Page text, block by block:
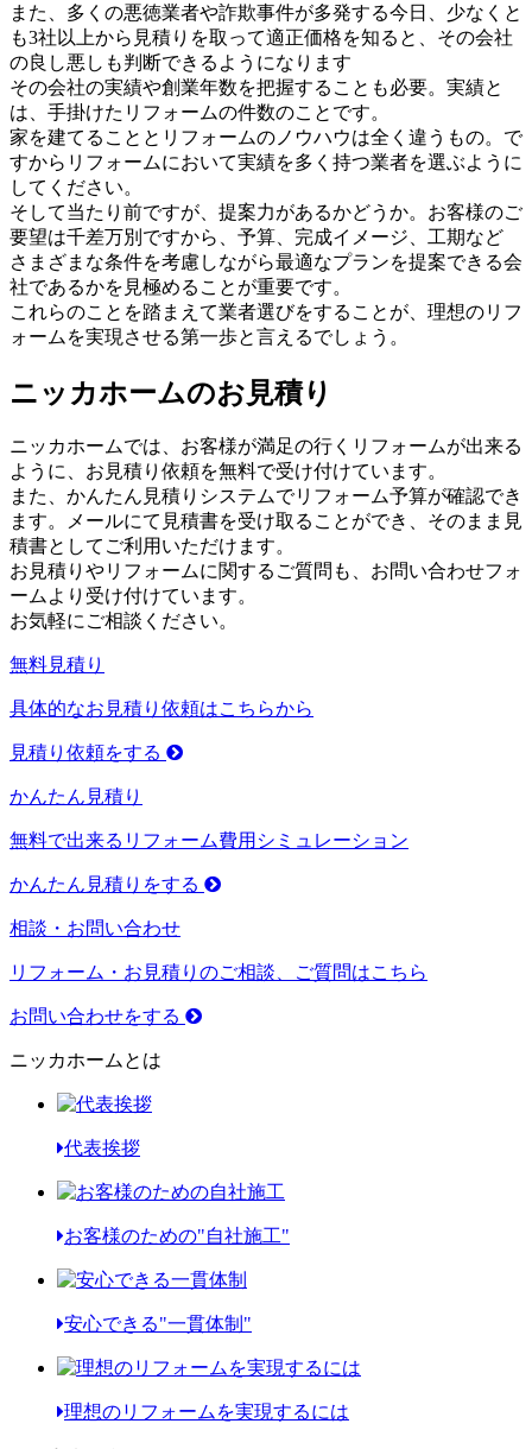
また、多くの悪徳業者や詐欺事件が多発する今日、少なくと
も3社以上から見積りを取って適正価格を知ると、その会社
の良し悪しも判断できるようになります
その会社の実績や創業年数を把握することも必要。実績と
は、手掛けたリフォームの件数のことです。
家を建てることとリフォームのノウハウは全く違うもの。で
すからリフォームにおいて実績を多く持つ業者を選ぶように
してください。
そして当たり前ですが、提案力があるかどうか。お客様のご
要望は千差万別ですから、予算、完成イメージ、工期など
さまざまな条件を考慮しながら最適なプランを提案できる会
社であるかを見極めることが重要です。
これらのことを踏まえて業者選びをすることが、理想のリフ
ォームを実現させる第一歩と言えるでしょう。
ニッカホームのお見積り
ニッカホームでは、お客様が満足の行くリフォームが出来る
ように、お見積り依頼を無料で受け付けています。
また、かんたん見積りシステムでリフォーム予算が確認でき
ます。メールにて見積書を受け取ることができ、そのまま見
積書としてご利用いただけます。
お見積りやリフォームに関するご質問も、お問い合わせフォ
ームより受け付けています。
お気軽にご相談ください。
無料見積り
具体的なお見積り依頼はこちらから
見積り依頼をする
かんたん見積り
無料で出来るリフォーム費用シミュレーション
かんたん見積りをする
相談・お問い合わせ
リフォーム・お見積りのご相談、ご質問はこちら
お問い合わせをする
ニッカホームとは
代表挨拶
お客様のための"自社施工"
安心できる"一貫体制"
理想のリフォームを実現するには